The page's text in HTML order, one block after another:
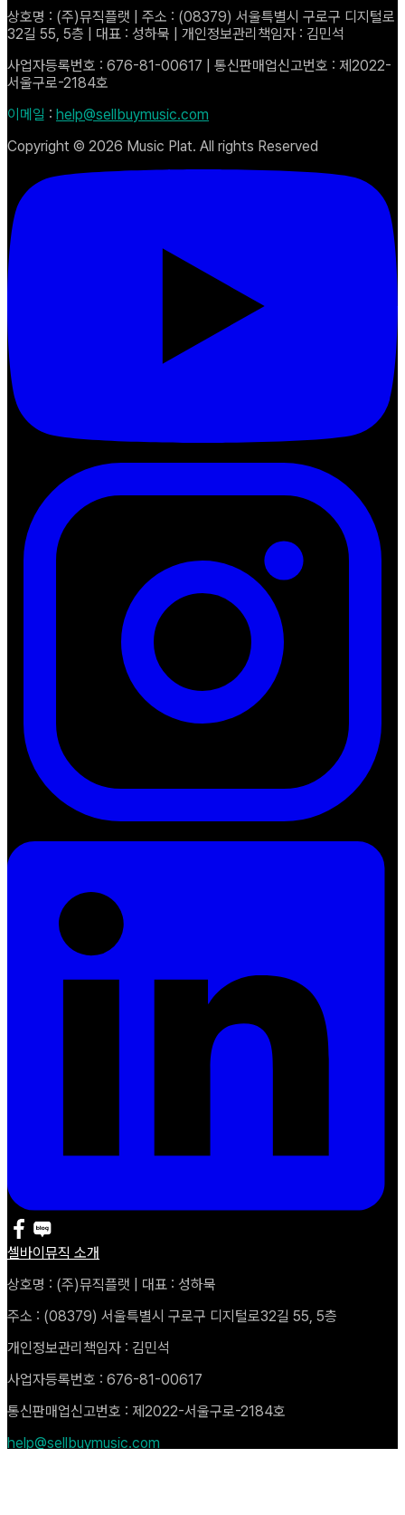
상호명 : (주)뮤직플랫 | 주소 : (08379) 서울특별시 구로구 디지털로
32길 55, 5층 | 대표 : 성하묵 | 개인정보관리책임자 : 김민석
사업자등록번호 : 676-81-00617 | 통신판매업신고번호 : 제2022-
서울구로-2184호
이메일 : help@sellbuymusic.com
Copyright © 2026 Music Plat. All rights Reserved
셀바이뮤직 소개
상호명 : (주)뮤직플랫 | 대표 : 성하묵
주소 : (08379) 서울특별시 구로구 디지털로32길 55, 5층
개인정보관리책임자 : 김민석
사업자등록번호 : 676-81-00617
통신판매업신고번호 : 제2022-서울구로-2184호
help@sellbuymusic.com